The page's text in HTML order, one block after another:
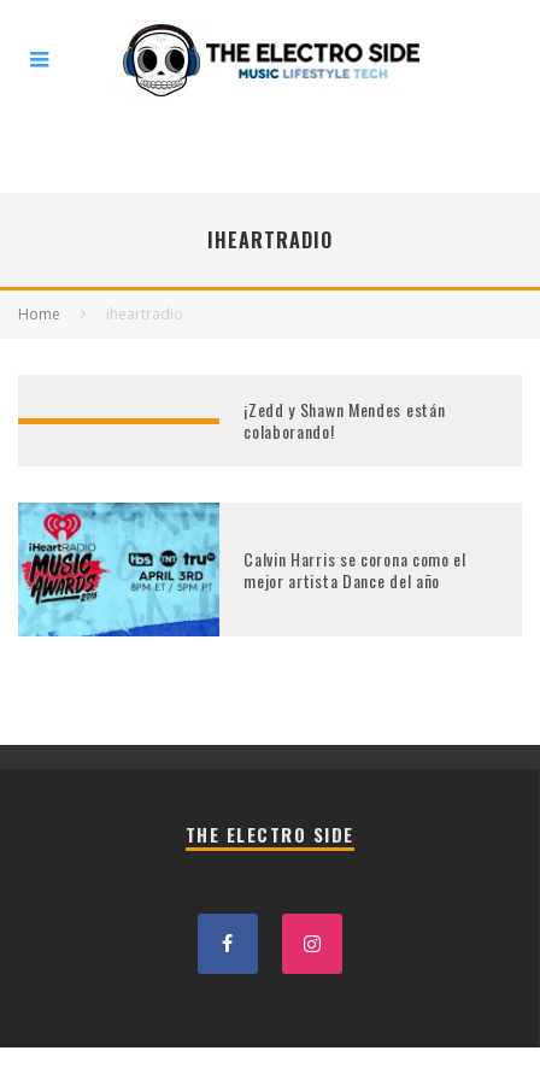
IHEARTRADIO
Home iheartradio
¡Zedd y Shawn Mendes están
colaborando!
Calvin Harris se corona como el
mejor artista Dance del año
THE ELECTRO SIDE